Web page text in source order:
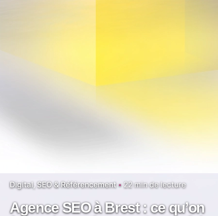
Digital SEO & Référencement 22 min de lecture
Agence SEO à Brest : ce qu’on